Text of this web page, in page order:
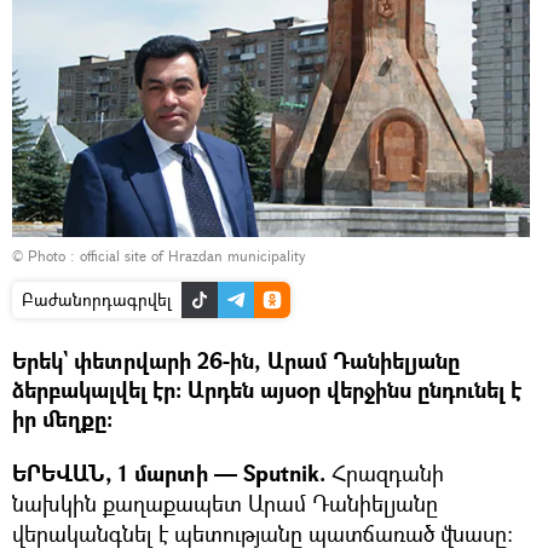
© Photo : official site of Hrazdan municipality
Բաժանորդագրվել
Երեկ` փետրվարի 26-ին, Արամ Դանիելյանը
ձերբակալվել էր: Արդեն այսօր վերջինս ընդունել է
իր մեղքը։
ԵՐԵՎԱՆ, 1 մարտի — Sputnik. Հրազդանի
նախկին քաղաքապետ Արամ Դանիելյանը
վերականգնել է պետությանը պատճառած վնասը։